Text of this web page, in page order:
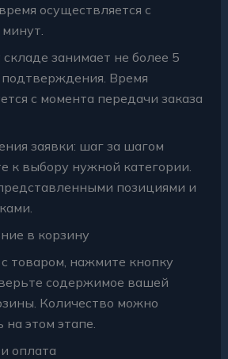
осуществляется с
складе занимает не более 5
Время
с момента передачи заказа
заявки: шаг за шагом
к выбору нужной категории.
позициями и
в корзину
товаром, нажмите кнопку
содержимое вашей
Количество можно
этом этапе.
оплата